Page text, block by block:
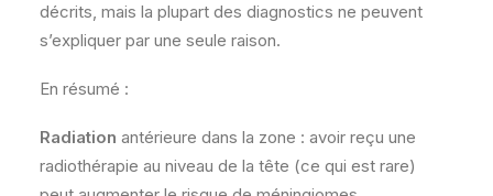
décrits, mais la plupart des diagnostics ne peuvent
s’expliquer par une seule raison.
En résumé :
Radiation antérieure dans la zone : avoir reçu une
radiothérapie au niveau de la tête (ce qui est rare)